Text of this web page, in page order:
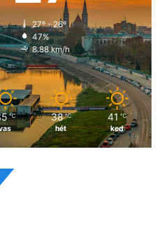
27º - 26º
47%
8.88 km/h
℃ 38 ℃
hét
41 ℃
ked